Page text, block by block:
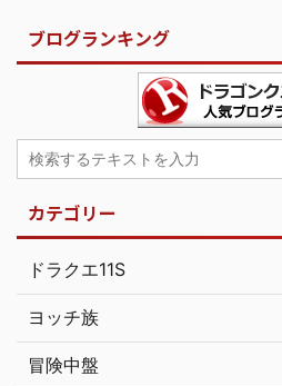
ブログランキング
カテゴリー
ドラクエ11S
ヨッチ族
冒険中盤